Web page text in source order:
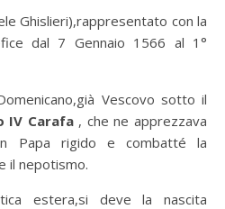
Ghislieri),rappresentato con la
dal 7 Gennaio 1566 al 1°
Vescovo sotto il
IV Carafa, che ne apprezzava
Papa rigido e combatté la
il nepotismo.
estera,si deve la nascita